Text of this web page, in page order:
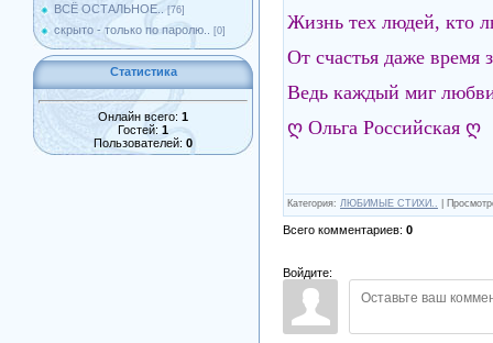
ВСЁ ОСТАЛЬНОЕ.. [76]
скрыто - только по паролю.. [0]
Статистика
Онлайн всего: 1
Гостей: 1
Пользователей: 0
Жизнь тех людей, кто
От счастья даже время
Ведь каждый миг
ღ Ольга Российская ღ
Категория: ЛЮБИМЫЕ СТИХИ..
Всего комментариев: 0
Войдите: